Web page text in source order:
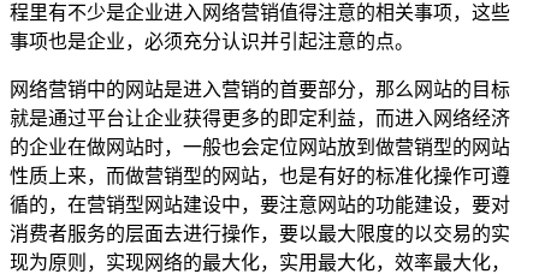
程里有不少是企业进入网络营销值得注意的相关事项，这些
事项也是企业，必须充分认识并引起注意的点。
网络营销中的网站是进入营销的首要部分，那么网站的目标
就是通过平台让企业获得更多的即定利益，而进入网络经济
的企业在做网站时，一般也会定位网站放到做营销型的网站
性质上来，而做营销型的网站，也是有好的标准化操作可遵
循的，在营销型网站建设中，要注意网站的功能建设，要对
消费者服务的层面去进行操作，要以最大限度的以交易的实
现为原则，实现网络的最大化，实用最大化，效率最大化，